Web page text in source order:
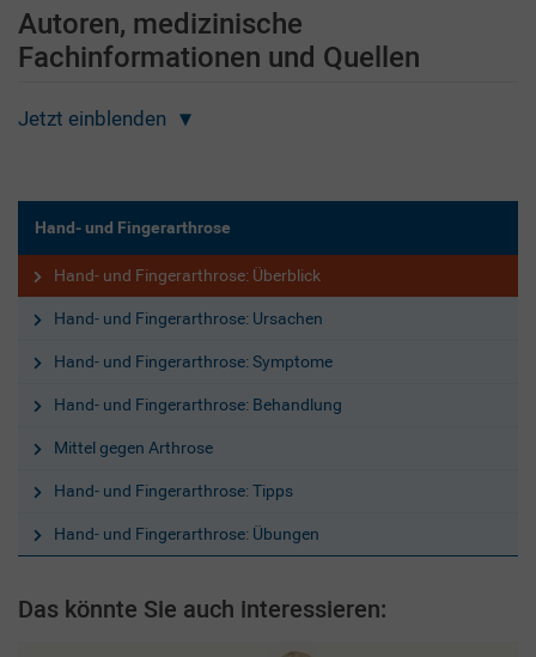
Autoren, medizinische
Fachinformationen und Quellen
Jetzt einblenden
Hand- und Fingerarthrose
Hand- und Fingerarthrose: Überblick
Hand- und Fingerarthrose: Ursachen
Hand- und Fingerarthrose: Symptome
Hand- und Fingerarthrose: Behandlung
Mittel gegen Arthrose
Hand- und Fingerarthrose: Tipps
Hand- und Fingerarthrose: Übungen
Das könnte Sie auch interessieren: